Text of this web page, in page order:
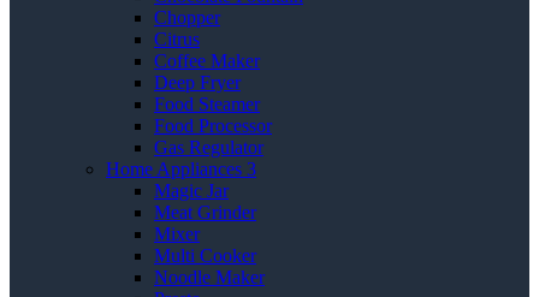
Chopper
Citrus
Coffee Maker
Deep Fryer
Food Steamer
Food Processor
Gas Regulator
Home Appliances 3
Magic Jar
Meat Grinder
Mixer
Multi Cooker
Noodle Maker